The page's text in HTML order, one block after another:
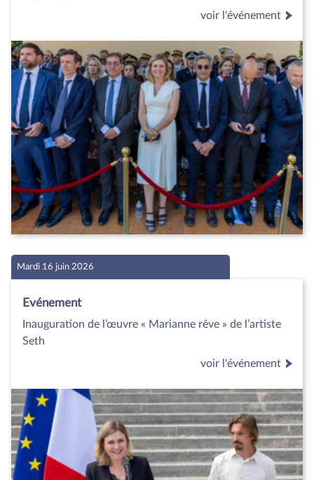
voir l'événement
Mardi 16 juin 2026
Evénement
Inauguration de l’œuvre « Marianne rêve » de l’artiste
Seth
voir l'événement